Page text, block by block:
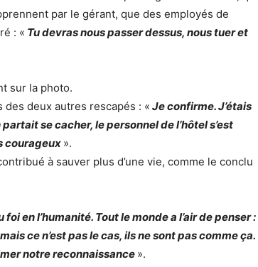
par le gérant, que des employés de
: « Tu devras nous passer dessus, nous tuer et
sur la photo.
deux autres rescapés : « Je confirme. J’étais
se cacher, le personnel de l’hôtel s’est
courageux ».
à sauver plus d’une vie, comme le conclu
en l’humanité. Tout le monde a l’air de penser :
ce n’est pas le cas, ils ne sont pas comme ça.
notre reconnaissance ».